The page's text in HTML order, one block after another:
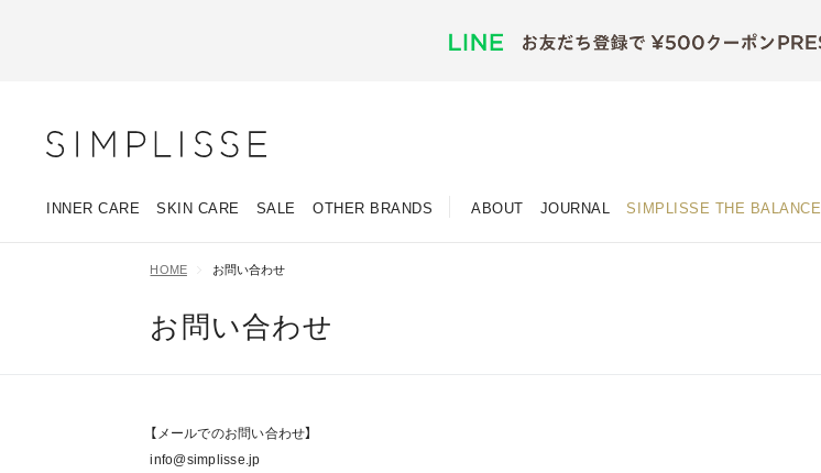
INNER CARE SKIN CARE SALE OTHER BRANDS ABOUT JOURNAL SIMPLISSE THE BALANCE
HOME お問い合わせ
お問い合わせ
【メールでのお問い合わせ】
info@simplisse.jp